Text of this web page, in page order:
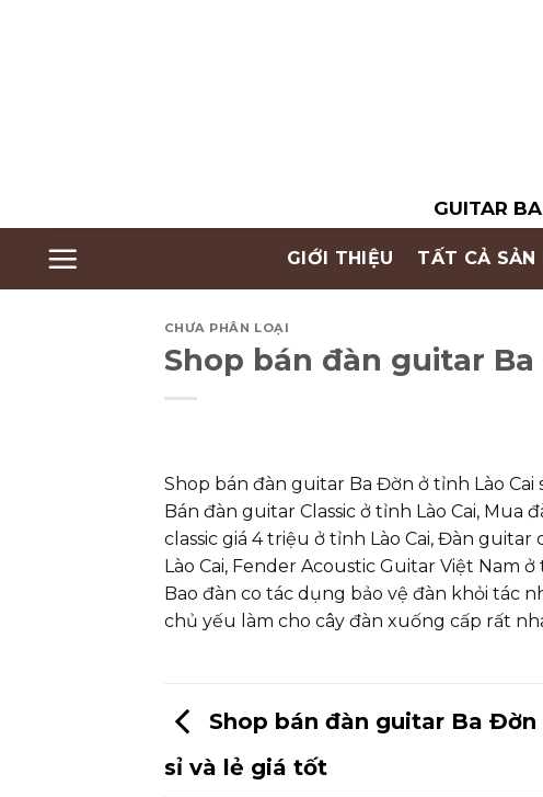
GUITAR
GIỚI THIỆU TẤT CẢ SẢN
CHƯA PHÂN LOẠI
Shop bán đàn guitar
Shop bán đàn guitar Ba Đờn ở tỉnh Lào Cai
Bán đàn guitar Classic ở tỉnh Lào Cai,
classic giá 4 triệu ở tỉnh Lào Cai, Đàn guitar
Lào Cai, Fender Acoustic Guitar Việt Nam
Bao đàn co tác dụng bảo vệ đàn khỏi tác
chủ yếu làm cho cây đàn xuống cấp rất
Shop bán đàn guitar Ba Đờn
sỉ và lẻ giá tốt